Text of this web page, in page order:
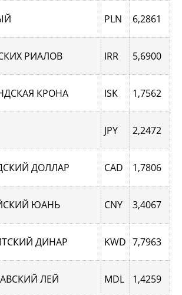
PLN 6,2861
РИАЛОВ IRR 5,6900
КРОНА ISK 1,7562
JPY 2,2472
ДОЛЛАР CAD 1,7806
ЮАНЬ CNY 3,4067
ДИНАР KWD 7,7963
ЛЕЙ MDL 1,4259